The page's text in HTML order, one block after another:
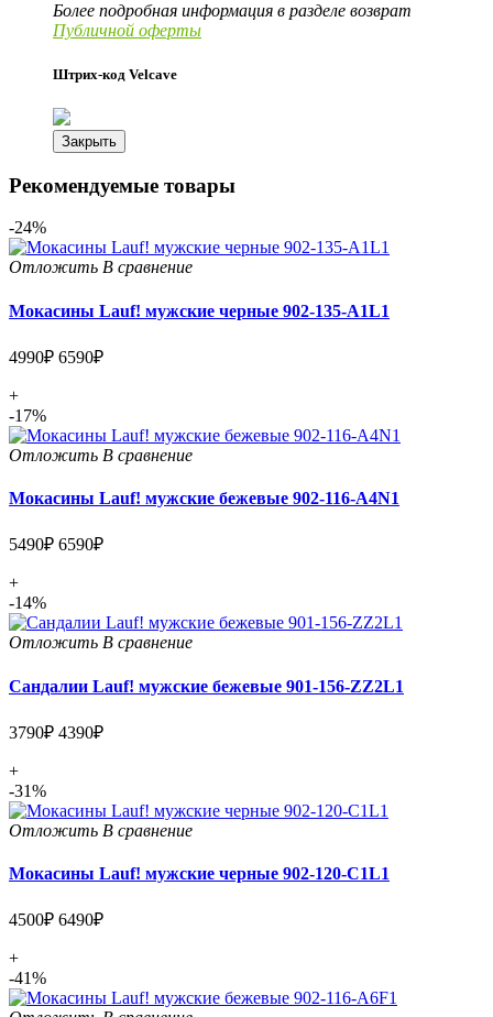
Более подробная информация в разделе возврат
Публичной оферты
Штрих-код Velcave
Закрыть
Рекомендуемые товары
-24%
Отложить В сравнение
Мокасины Lauf! мужские черные 902-135-A1L1
4990₽ 6590₽
+
-17%
Отложить В сравнение
Мокасины Lauf! мужские бежевые 902-116-A4N1
5490₽ 6590₽
+
-14%
Отложить В сравнение
Сандалии Lauf! мужские бежевые 901-156-ZZ2L1
3790₽ 4390₽
+
-31%
Отложить В сравнение
Мокасины Lauf! мужские черные 902-120-C1L1
4500₽ 6490₽
+
-41%